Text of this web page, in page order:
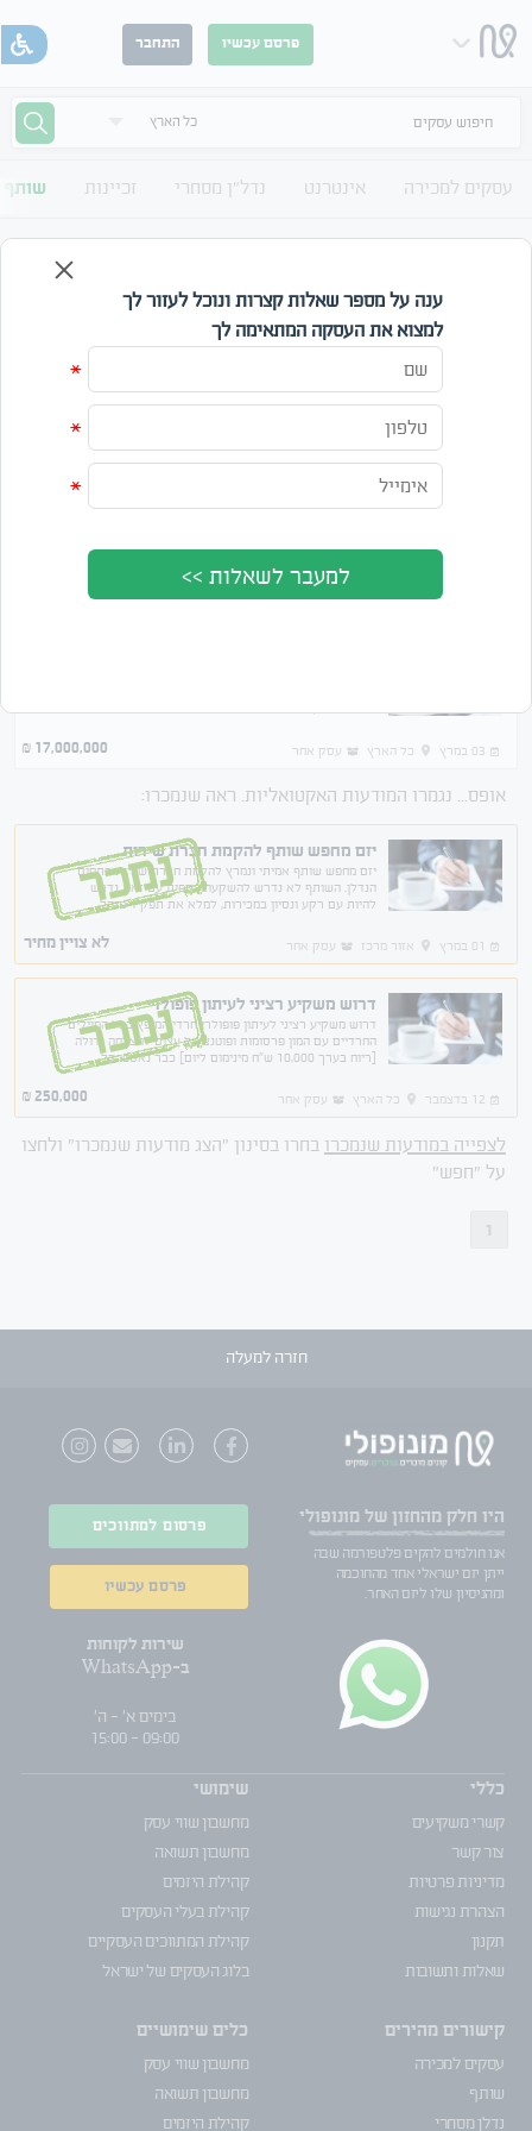
פרסם עכשיו התחבר
חיפוש עסקים
עסקים למכירה אינטרנט נדל"ן מסחרי זכיינות
קטגוריה
אפס חיפוש
תכוונו גבוה ,כי השמים אינם הגבול שלי
03 במרץ כל הארץ עסק אחר 17,000,000
₪
אופס... נגמרו המודעות האקטואליות. ראה שנמכרו:
יזם מחפש שותף להקמת חברת שירות
יזם מחפש שותף אמיתי ונמרץ להקמת חברת שירות בתחום
הנדלן. השותף לא נדרש להשקעה כספית עם זאת נדרש
להיות עם רקע ונסיון במכירות, למלא את תפקיד מנהל
המכירות באזור המרכז, ועם שאיפה אמיתית להצלחה נשמע
נמכר
01 במרץ אזור מרכז עסק אחר לא צויין מחיר
דרוש משקיע רציני לעיתון פופולרי
דרוש משקיע רציני לעיתון פופולרי חרדי המופץ בכל המיילים
החרדיים עם המון פרסומות ופוטנציאל עצום להצלחה גדולה
[ריוח בערך 10,000 ש"ח מינימום ליום] כבר נאספו כל
נמכר
12 בדצמבר כל הארץ עסק אחר 250,000
₪
לצפייה במודעות שנמכרו בחרו בסינון "הצג מודעות שנמכרו" ולחצו
על "חפש"
1
חזרה למעלה
היו חלק מהחזון של מונופולי
אנו חולמים להקים פלטפורמה שבה
ייתן יזם ישראלי אחד מהחוכמה
ומהניסיון שלו ליזם האחר.
פרסום למתווכים
פרסם עכשיו
שירות לקוחות
ב-WhatsApp
בימים א' - ה'
09:00 - 15:00
כללי
קשרי משקיעים
צור קשר
מדיניות פרטיות
הצהרת נגישות
תקנון
שאלות ותשובות
קישורים מהירים
עסקים למכירה
שותף
נדלן מסחרי
שימושי
מחשבון שווי עסק
מחשבון תשואה
קהילת היזמים
קהילת בעלי העסקים
קהילת המתווכים העסקיים
בלוג העסקים של ישראל
כלים שימושיים
מחשבון שווי עסק
מחשבון תשואה
קהילת היזמים
ענה על מספר שאלות קצרות ונוכל לעזור לך
למצוא את העסקה המתאימה לך
*
*
*
למעבר לשאלות >>